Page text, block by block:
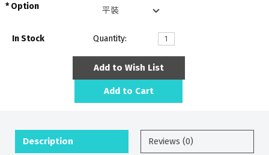
Option
In Stock Quantity:
Add to Wish List
Add to Cart
Description Reviews (0)